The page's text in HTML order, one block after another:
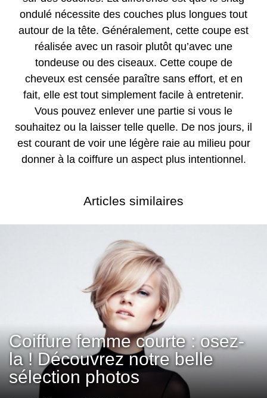
ondulé nécessite des couches plus longues tout
autour de la tête. Généralement, cette coupe est
réalisée avec un rasoir plutôt qu’avec une
tondeuse ou des ciseaux. Cette coupe de
cheveux est censée paraître sans effort, et en
fait, elle est tout simplement facile à entretenir.
Vous pouvez enlever une partie si vous le
souhaitez ou la laisser telle quelle. De nos jours, il
est courant de voir une légère raie au milieu pour
donner à la coiffure un aspect plus intentionnel.
Articles similaires
Coiffure femme courte : osez-
la ! Découvrez notre belle
sélection photos